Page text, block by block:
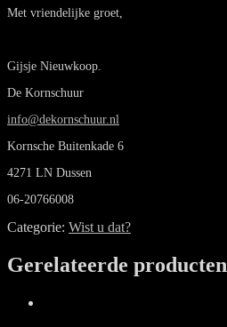
Met vriendelijke groet,
Gijsje Nieuwkoop.
De Kornschuur
info@dekornschuur.nl
Kornsche Buitenkade 6
4271 LN Dussen
06-20766008
Categorie: Wist u dat?
Gerelateerde producten